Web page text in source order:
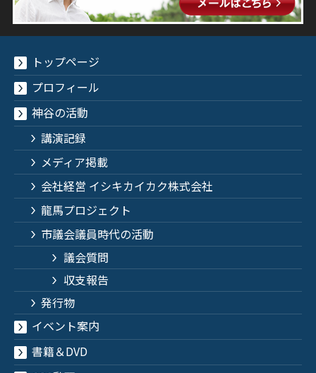
トップページ
プロフィール
神谷の活動
講演記録
メディア掲載
会社経営 イシキカイカク株式会社
龍馬プロジェクト
市議会議員時代の活動
議会質問
収支報告
発行物
イベント案内
書籍＆DVD